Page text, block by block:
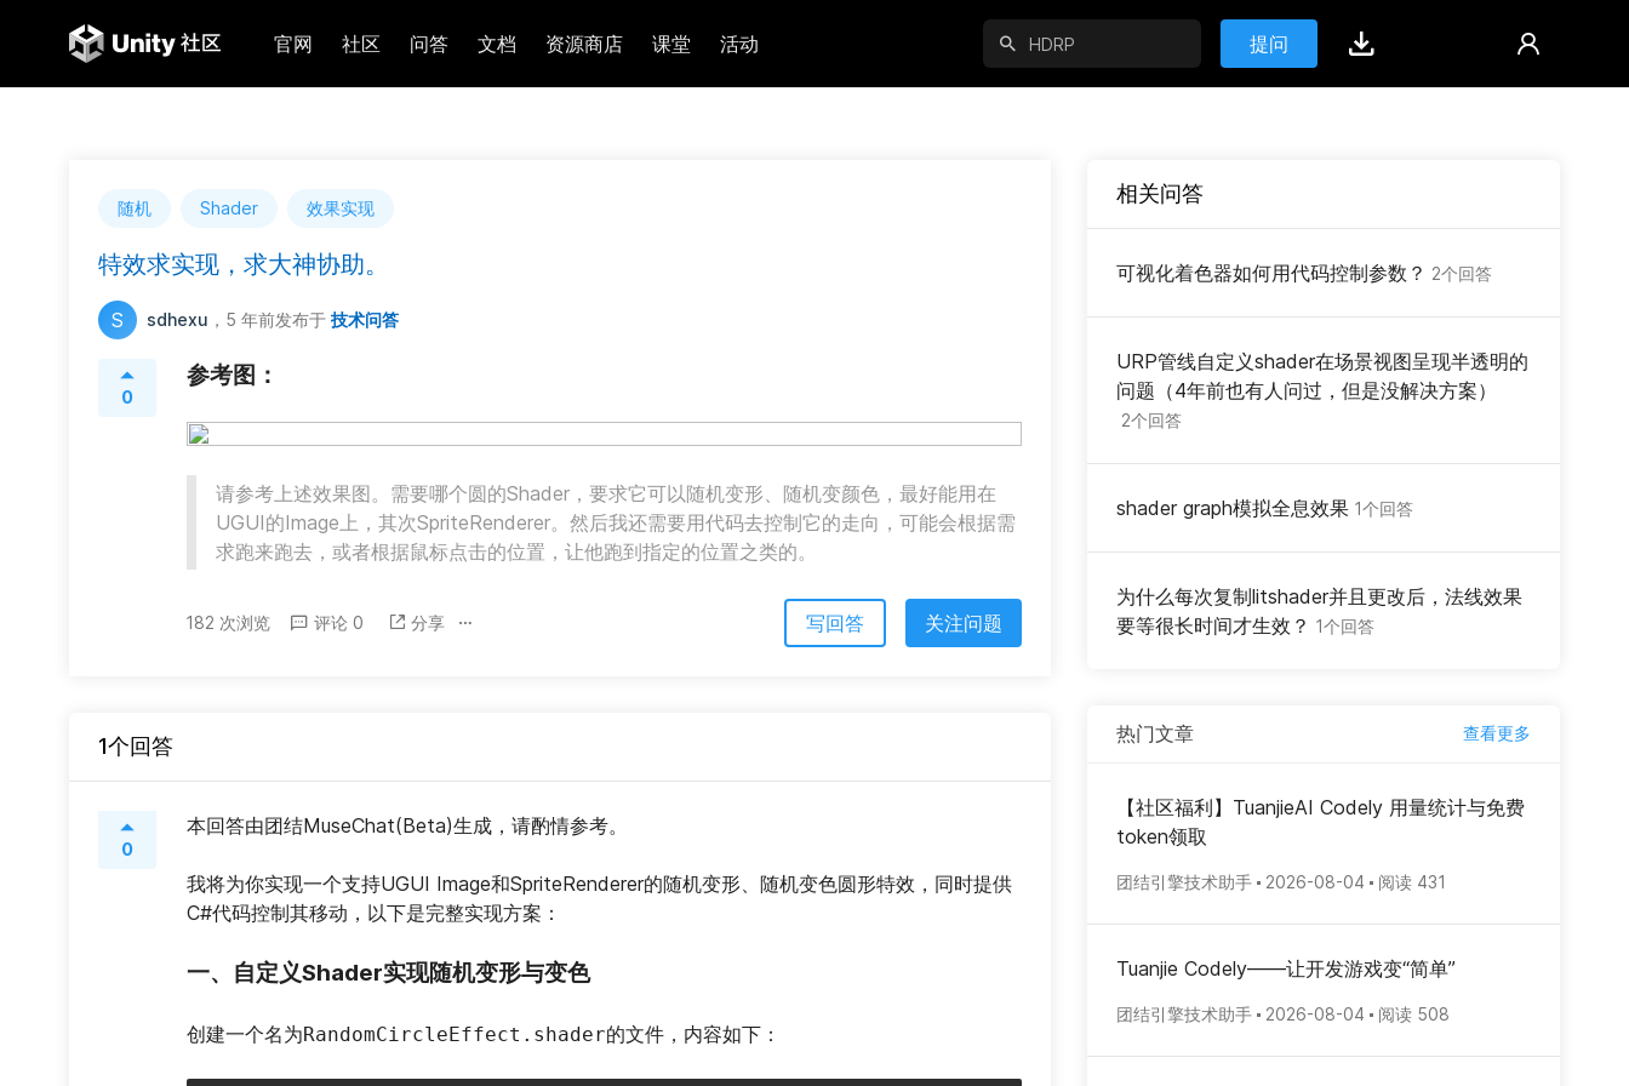
官网 社区 问答 文档 资源商店 课堂 活动 提问
随机 Shader 效果实现
特效求实现，求大神协助。
S sdhexu ，5 年前发布于 技术问答
0
参考图：
请参考上述效果图。需要哪个圆的Shader，要求它可以随机变形、随机变颜色，最好能用在
UGUI的Image上，其次SpriteRenderer。然后我还需要用代码去控制它的走向，可能会根据需
求跑来跑去，或者根据鼠标点击的位置，让他跑到指定的位置之类的。
182 次浏览 评论 0 分享 写回答 关注问题
1个回答
0
本回答由团结MuseChat(Beta)生成，请酌情参考。
我将为你实现一个支持UGUI Image和SpriteRenderer的随机变形、随机变色圆形特效，同时提供
C#代码控制其移动，以下是完整实现方案：
一、自定义Shader实现随机变形与变色
创建一个名为RandomCircleEffect.shader的文件，内容如下：
相关问答
可视化着色器如何用代码控制参数？ 2个回答
URP管线自定义shader在场景视图呈现半透明的
问题（4年前也有人问过，但是没解决方案）
2个回答
shader graph模拟全息效果 1个回答
为什么每次复制litshader并且更改后，法线效果
要等很长时间才生效？ 1个回答
热门文章 查看更多
【社区福利】TuanjieAI Codely 用量统计与免费
token领取
团结引擎技术助手 2026-08-04 阅读 431
Tuanjie Codely——让开发游戏变“简单”
团结引擎技术助手 2026-08-04 阅读 508